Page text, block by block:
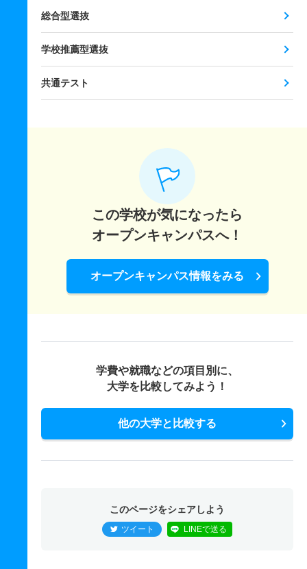
総合型選抜
学校推薦型選抜
共通テスト
この学校が気になったら
オープンキャンパスへ！
オープンキャンパス情報をみる
学費や就職などの項目別に、
大学を比較してみよう！
他の大学と比較する
このページをシェアしよう
ツイート LINEで送る